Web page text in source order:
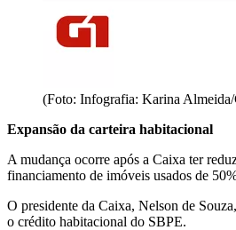
(Foto: Infografia: Karina
Expansão da carteira habitacional
A mudança ocorre após a Caixa ter
financiamento de imóveis usados de
O presidente da Caixa, Nelson de
o crédito habitacional do SBPE.